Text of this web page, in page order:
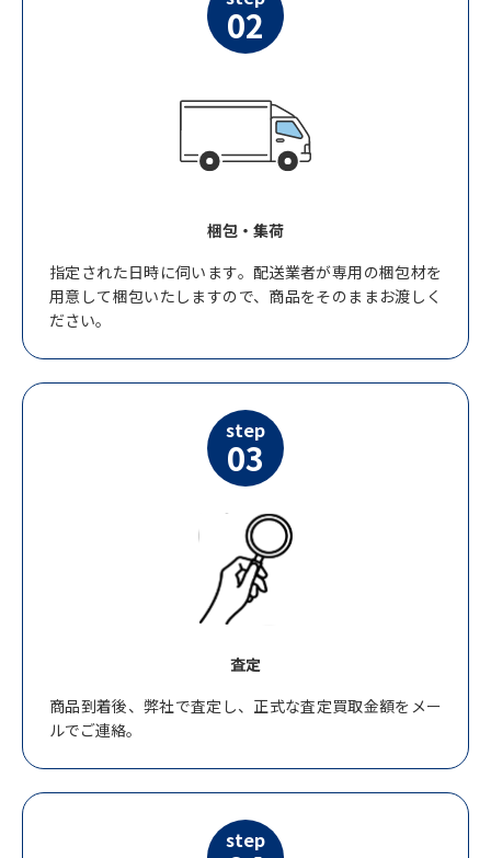
02
梱包・集荷
指定された日時に伺います。配送業者が専用の梱包材を
用意して梱包いたしますので、商品をそのままお渡しく
ださい。
step
03
査定
商品到着後、弊社で査定し、正式な査定買取金額をメー
ルでご連絡。
step